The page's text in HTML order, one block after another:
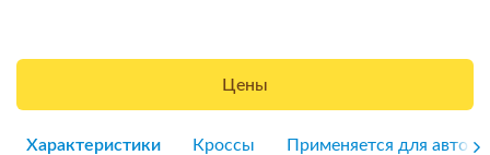
Цены
Характеристики Кроссы Применяется для авто